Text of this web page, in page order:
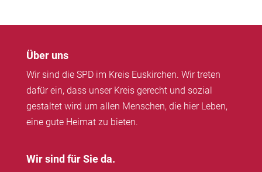
Über uns
Wir sind die SPD im Kreis Euskirchen. Wir treten
dafür ein, dass unser Kreis gerecht und sozial
gestaltet wird um allen Menschen, die hier Leben,
eine gute Heimat zu bieten.
Wir sind für Sie da.